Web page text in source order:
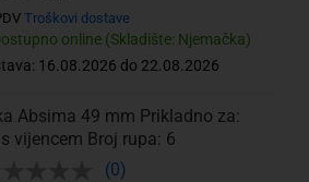
online (Skladište: Njemačka)
16.08.2026 do 22.08.2026
Troškovi dostave
Absima 49 mm Prikladno za:
vijencem Broj rupa: 6
(0)